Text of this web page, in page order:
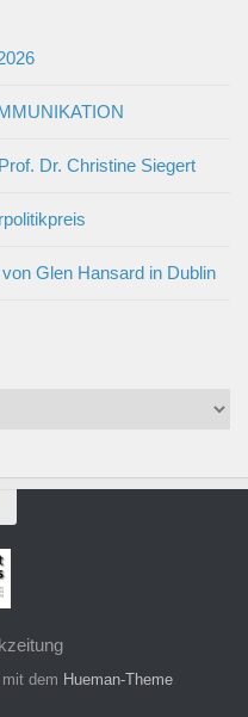
Dr. Christine Siegert
Glen Hansard in Dublin
dem Hueman-Theme